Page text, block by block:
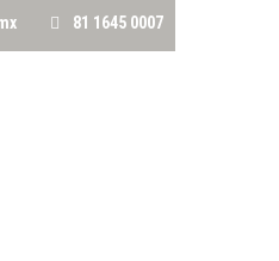
81 1645 0007